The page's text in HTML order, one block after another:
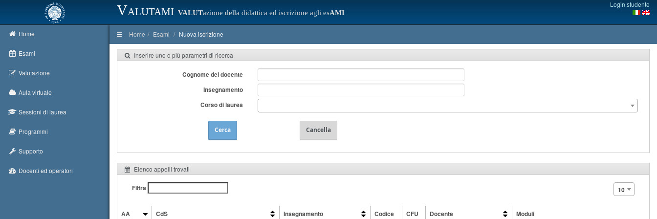
Valutami VALUTazione della didattica ed iscrizione agli esAMI
Login studente
Home
Esami
Valutazione
Aula virtuale
Sessioni di laurea
Programmi
Supporto
Docenti ed operatori
Home Esami Nuova iscrizione
Inserire uno o più parametri di ricerca
Cognome del docente
Insegnamento
Corso di laurea
Cerca Cancella
Elenco appelli trovati
Filtra 10
AA CdS Insegnamento Codice CFU Docente
Moduli